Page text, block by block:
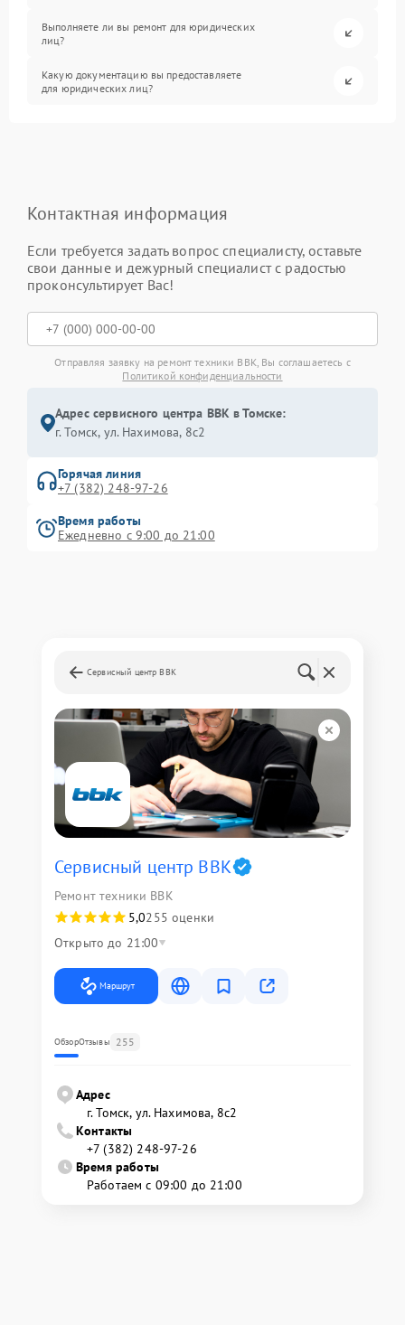
Выполняете ли вы ремонт для юридических
лиц?
Какую документацию вы предоставляете
для юридических лиц?
Контактная информация
Если требуется задать вопрос специалисту, оставьте
свои данные и дежурный специалист с радостью
проконсультирует Вас!
Отправляя заявку на ремонт техники BBK, Вы соглашаетесь с
Политикой конфиденциальности
Адрес сервисного центра BBK в Томске:
г. Томск, ул. Нахимова, 8с2
Горячая линия
+7 (382) 248-97-26
Время работы
Ежедневно с 9:00 до 21:00
Сервисный центр BBK
Сервисный центр BBK
Ремонт техники BBK
5,0255 оценки
Открыто до 21:00
Маршрут
ОбзорОтзывы 255
Адрес
г. Томск, ул. Нахимова, 8с2
Контакты
+7 (382) 248-97-26
Время работы
Работаем с 09:00 до 21:00